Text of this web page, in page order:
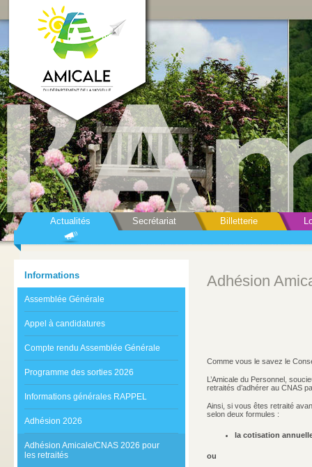
Actualités Secrétariat Billetterie
Informations
Assemblée Générale
Appel à candidatures
Compte rendu Assemblée Générale
Programme des sorties 2026
Informations générales RAPPEL
Adhésion 2026
Adhésion Amicale/CNAS 2026 pour
les retraités
Adhésion
Comme vous le savez le
L’Amicale du Personnel,
retraités d’adhérer au CNAS
Ainsi, si vous êtes retraité
selon deux formules :
la cotisation
ou